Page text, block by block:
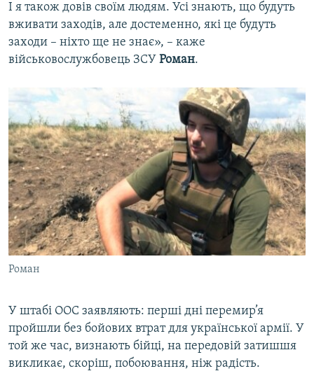
І я також довів своїм людям. Усі знають, що будуть
вживати заходів, але достеменно, які це будуть
заходи – ніхто ще не знає», – каже
військовослужбовець ЗСУ Роман.
Роман
У штабі ООС заявляють: перші дні перемир’я
пройшли без бойових втрат для української армії. У
той же час, визнають бійці, на передовій затишшя
викликає, скоріш, побоювання, ніж радість.